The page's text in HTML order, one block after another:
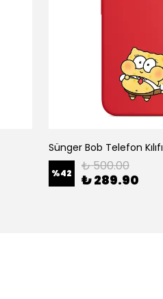
Sünger Bob Telefon Kılıfı
%42 ₺ 500.00
₺ 289.90